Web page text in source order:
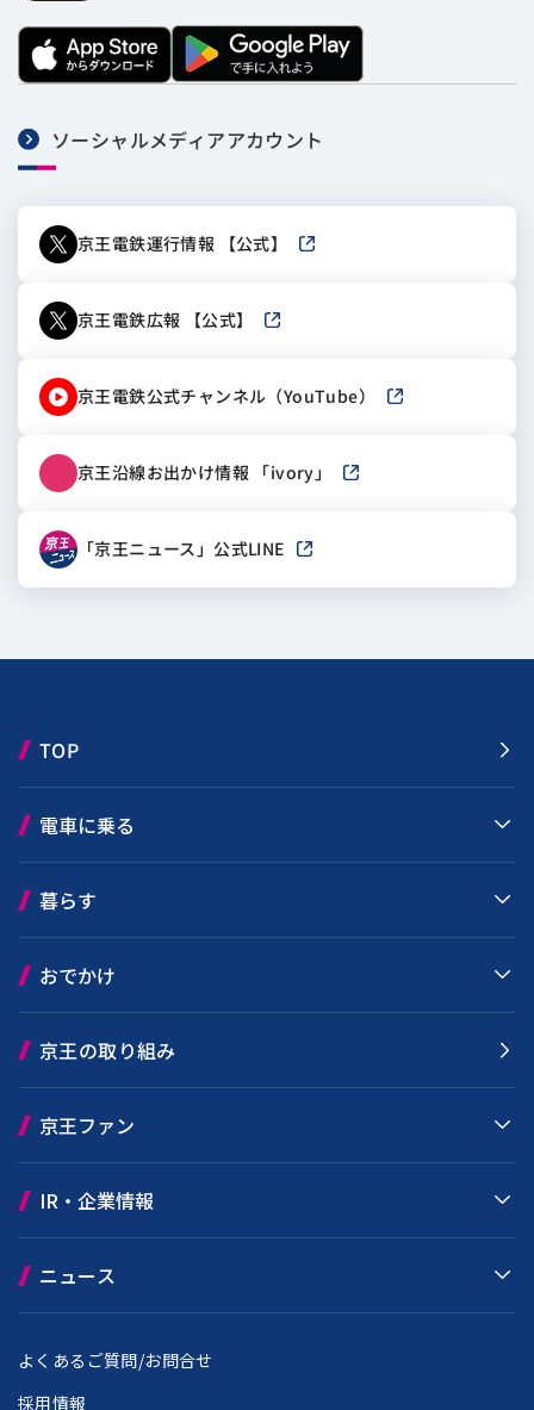
ソーシャルメディアアカウント
京王電鉄運行情報 【公式】 新しいウィンドウで開きます
京王電鉄広報 【公式】 新しいウィンドウで開きます
京王電鉄公式チャンネル（YouTube） 新しいウィンドウ
京王沿線お出かけ情報 「ivory」 新しいウィンドウで開き
「京王ニュース」公式LINE 新しいウィンドウで開きます
TOP
電車に乗る
暮らす
おでかけ
京王の取り組み
京王ファン
IR・企業情報
ニュース
よくあるご質問/お問合せ
採用情報